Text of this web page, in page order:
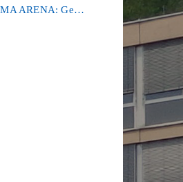
Kooperation mit der KLIMA ARENA: Gemeinsam für Nachhaltigkeit und Klimaschutz